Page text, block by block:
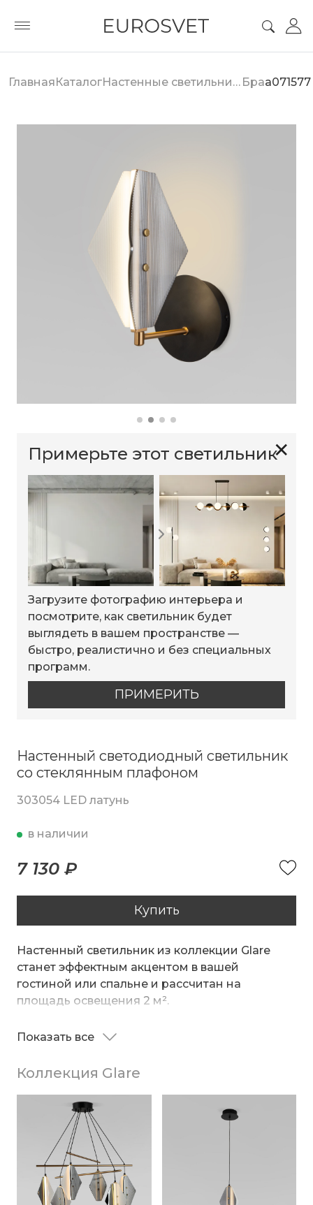
ГлавнаяКаталог Настенные светильники Браa071577
✕
Примерьте этот светильник
Загрузите фотографию интерьера и
посмотрите, как светильник будет
выглядеть в вашем пространстве —
быстро, реалистично и без специальных
программ.
ПРИМЕРИТЬ
Настенный светодиодный светильник
со стеклянным плафоном
303054 LED латунь
в наличии
7 130 ₽
Купить
Настенный светильник из коллекции Glare
станет эффектным акцентом в вашей
гостиной или спальне и рассчитан на
площадь освещения 2 м².
строгие линии и мягкое сияние, приковывает
современности. Геометрический плафон
ромбовидной формы с рельефной текстурой
преломляет свет, создавая игру теней и
Источником света служат SMD светодиоды с
мощностью 8 Вт и цветовой температурой
4000 К.
Показать все
Коллекция Glare